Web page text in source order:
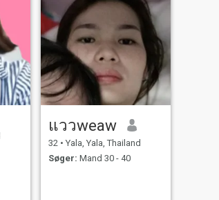
แววweaw
32 • Yala, Yala, Thailand
Søger: Mand 30 - 40